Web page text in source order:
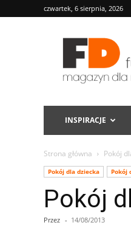
czwartek, 6 sierpnia, 2026
FD
INSPIRACJE
Strona główna Pokój
Pokój dla dziecka Pokój
Pokój
Przez - 14/08/2013